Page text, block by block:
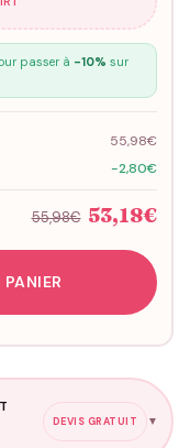
passer à -10% sur
55,98€
-2,80€
55,98€ 53,18€
DEVIS GRATUIT ▼